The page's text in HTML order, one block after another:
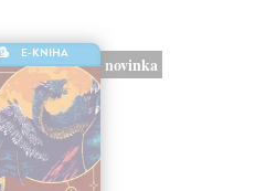
E-KNIHA
novinka